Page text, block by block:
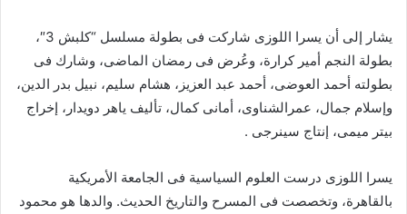
يشار إلى أن يسرا اللوزى شاركت فى بطولة مسلسل “كلبش 3″،
بطولة النجم أمير كرارة، وعُرض فى رمضان الماضى، وشارك فى
بطولته أحمد العوضى، أحمد عبد العزيز، هشام سليم، نبيل بدر الدين،
وإسلام جمال، عمرالشناوى، أمانى كمال، تأليف ياهر دويدار، إخراج
بيتر ميمى، إنتاج سينرجى .
يسرا اللوزى درست العلوم السياسية فى الجامعة الأمريكية
بالقاهرة، وتخصصت فى المسرح والتاريخ الحديث. والدها هو محمود